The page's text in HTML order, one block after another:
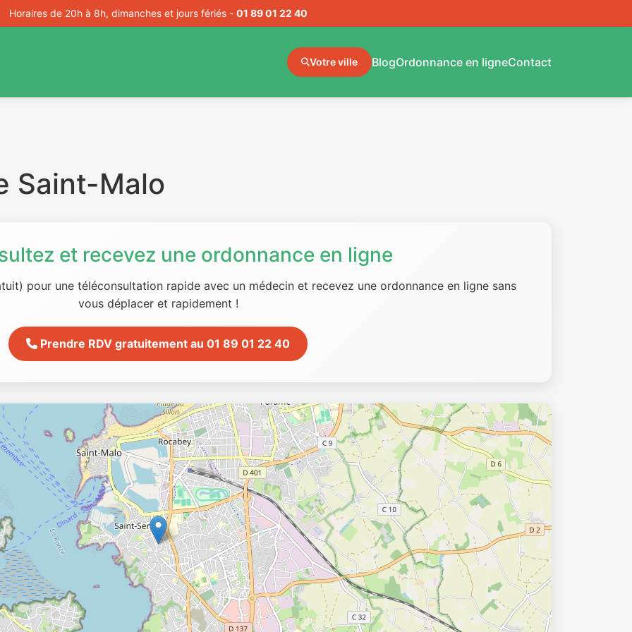
Horaires de 20h à 8h, dimanches et jours fériés - 01 89 01 22 40
Votre ville BlogOrdonnance en ligneContact
Saint-Malo
et recevez une ordonnance en ligne
pour une téléconsultation rapide avec un médecin et recevez une ordonnance en ligne sans
vous déplacer et rapidement !
Prendre RDV gratuitement au 01 89 01 22 40